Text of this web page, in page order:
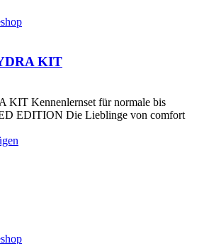
KIT
Kennenlernset für normale bis
EDITION Die Lieblinge von comfort